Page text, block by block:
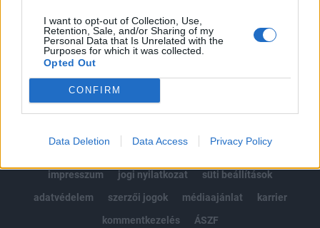
I want to opt-out of Collection, Use,
Retention, Sale, and/or Sharing of my
Personal Data that Is Unrelated with the
Purposes for which it was collected.
Opted Out
CONFIRM
Data Deletion Data Access Privacy Policy
MÁR ELŐFIZETŐNK VAGY?BEJELENTKEZÉS
impresszum
jogi nyilatkozat
süti beállítások
adatvédelem
szerzői jogok médiaajánlat
karrier
kommentkezelés
ÁSZF